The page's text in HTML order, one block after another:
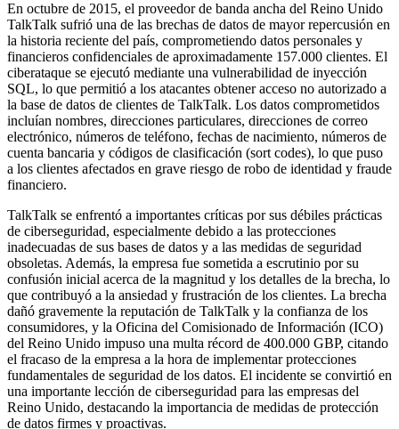
En octubre de 2015, el proveedor de banda ancha del Reino Unido
TalkTalk sufrió una de las brechas de datos de mayor repercusión en
la historia reciente del país, comprometiendo datos personales y
financieros confidenciales de aproximadamente 157.000 clientes. El
ciberataque se ejecutó mediante una vulnerabilidad de inyección
SQL, lo que permitió a los atacantes obtener acceso no autorizado a
la base de datos de clientes de TalkTalk. Los datos comprometidos
incluían nombres, direcciones particulares, direcciones de correo
electrónico, números de teléfono, fechas de nacimiento, números de
cuenta bancaria y códigos de clasificación (sort codes), lo que puso
a los clientes afectados en grave riesgo de robo de identidad y fraude
financiero.
TalkTalk se enfrentó a importantes críticas por sus débiles prácticas
de ciberseguridad, especialmente debido a las protecciones
inadecuadas de sus bases de datos y a las medidas de seguridad
obsoletas. Además, la empresa fue sometida a escrutinio por su
confusión inicial acerca de la magnitud y los detalles de la brecha, lo
que contribuyó a la ansiedad y frustración de los clientes. La brecha
dañó gravemente la reputación de TalkTalk y la confianza de los
consumidores, y la Oficina del Comisionado de Información (ICO)
del Reino Unido impuso una multa récord de 400.000 GBP, citando
el fracaso de la empresa a la hora de implementar protecciones
fundamentales de seguridad de los datos. El incidente se convirtió en
una importante lección de ciberseguridad para las empresas del
Reino Unido, destacando la importancia de medidas de protección
de datos firmes y proactivas.